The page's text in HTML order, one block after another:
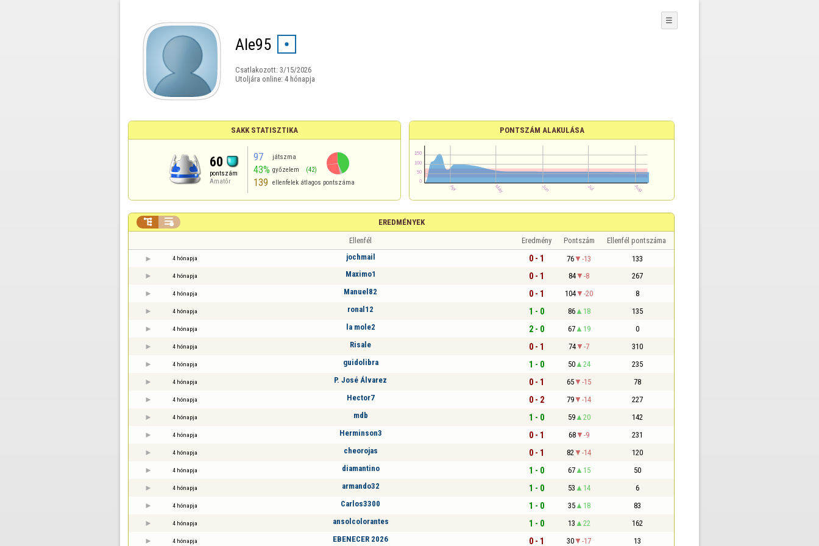
Ale95
Csatlakozott: 3/15/2026
Utoljára online: 4 hónapja
☰
SAKK STATISZTIKA
60
pontszám
Amatőr
97 játszma
43% győzelem (42)
139 ellenfelek átlagos pontszáma
PONTSZÁM ALAKULÁSA
EREDMÉNYEK
 
Ellenfél Eredmény Pontszám Ellenfél pontszáma
4 hónapja jochmail 0 - 1 76 -13 133
4 hónapja Maximo1 0 - 1 84 -8 267
4 hónapja Manuel82 0 - 1 104 -20 8
4 hónapja ronal12 1 - 0 86 18 135
4 hónapja la mole2 2 - 0 67 19 0
4 hónapja Risale 0 - 1 74 -7 310
4 hónapja guidolibra 1 - 0 50 24 235
4 hónapja P. José Álvarez 0 - 1 65 -15 78
4 hónapja Hector7 0 - 2 79 -14 227
4 hónapja mdb 1 - 0 59 20 142
4 hónapja Herminson3 0 - 1 68 -9 231
4 hónapja cheorojas 0 - 1 82 -14 120
4 hónapja diamantino 1 - 0 67 15 50
4 hónapja armando32 1 - 0 53 14 6
4 hónapja Carlos3300 1 - 0 35 18 83
4 hónapja ansolcolorantes 1 - 0 13 22 162
4 hónapja EBENECER 2026 0 - 1 30 -17 13